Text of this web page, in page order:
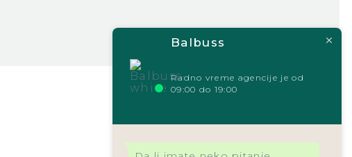
Balbuss
Radno vreme agencije je od
09:00 do 19:00